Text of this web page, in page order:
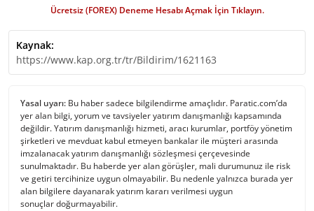
Ücretsiz (FOREX) Deneme Hesabı Açmak İçin Tıklayın.
Kaynak:
https://www.kap.org.tr/tr/Bildirim/1621163
Yasal uyarı: Bu haber sadece bilgilendirme amaçlıdır. Paratic.com’da
yer alan bilgi, yorum ve tavsiyeler yatırım danışmanlığı kapsamında
değildir. Yatırım danışmanlığı hizmeti, aracı kurumlar, portföy yönetim
şirketleri ve mevduat kabul etmeyen bankalar ile müşteri arasında
imzalanacak yatırım danışmanlığı sözleşmesi çerçevesinde
sunulmaktadır. Bu haberde yer alan görüşler, mali durumunuz ile risk
ve getiri tercihinize uygun olmayabilir. Bu nedenle yalnızca burada yer
alan bilgilere dayanarak yatırım kararı verilmesi uygun
sonuçlar doğurmayabilir.